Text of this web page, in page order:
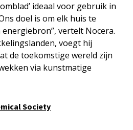
ideaal voor gebruik in
doel is om elk huis te
vertelt Nocera.
voegt hij
de toekomstige wereld zijn
via kunstmatige
Society